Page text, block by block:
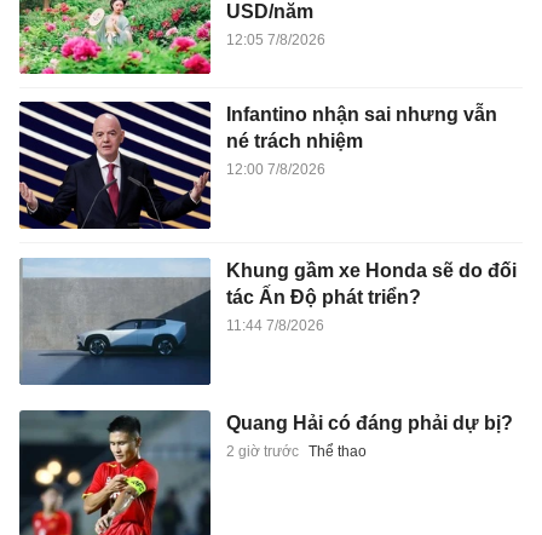
USD/năm
12:05 7/8/2026
Infantino nhận sai nhưng vẫn
né trách nhiệm
12:00 7/8/2026
Khung gầm xe Honda sẽ do đối
tác Ấn Độ phát triển?
11:44 7/8/2026
Quang Hải có đáng phải dự bị?
2 giờ trước Thể thao